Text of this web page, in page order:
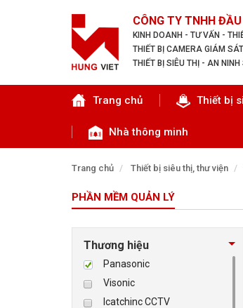
CÔNG TY TNHH
KINH DOANH - TƯ VẤN -
THIẾT BỊ CAMERA GIÁM
THIẾT BỊ SIÊU THỊ - AN NINH
Trang chủ Thiết bị
Nhà thông minh
Trang chủ Thiết bị siêu thị, thư viện
PHẦN MỀM QUẢN LÝ
Thương hiệu
Panasonic
Visonic
Icatchinc CCTV
Tìm theo danh mục
TRANG CHỦ
THIẾT BỊ SIÊU THỊ, THƯ VIỆN
CAMERA GIÁM SÁT